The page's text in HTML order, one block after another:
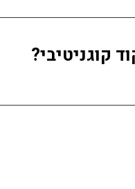
קוגניטיבי?